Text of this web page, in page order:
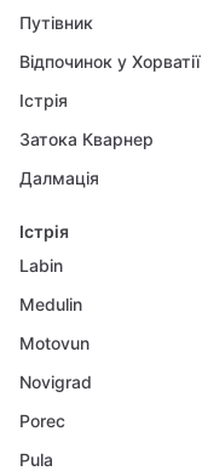
Путівник
Відпочинок у Хорватії
Істрія
Затока Кварнер
Далмація
Істрія
Labin
Medulin
Motovun
Novigrad
Porec
Pula